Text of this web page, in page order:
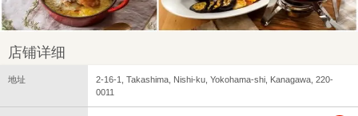
店铺详细
地址
2-16-1, Takashima, Nishi-ku, Yokohama-shi, Kanagawa, 220-
0011